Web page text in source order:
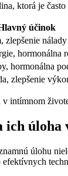
ktorá je
účinok
zlepšenie nálady
hormonálna
hormonálna
zlepšenie
ich
úlohu